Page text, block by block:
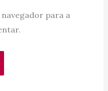
para a